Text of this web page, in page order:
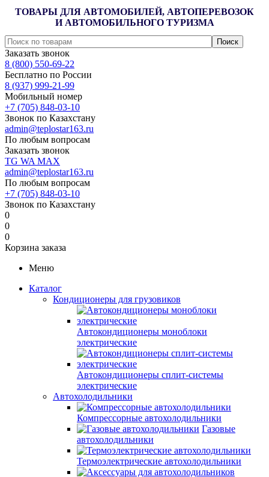
ТОВАРЫ ДЛЯ АВТОМОБИЛЕЙ, АВТОПЕРЕВОЗОК
И АВТОМОБИЛЬНОГО ТУРИЗМА
Заказать звонок
8 (800) 550-69-22
Бесплатно по России
8 (937) 999-21-99
Мобильный номер
+7 (705) 848-03-10
Звонок по Казахстану
admin@teplostar163.ru
По любым вопросам
Заказать звонок
TG WA MAX
admin@teplostar163.ru
По любым вопросам
+7 (705) 848-03-10
Звонок по Казахстану
0
0
0
Корзина заказа
Меню
Каталог
Кондиционеры для грузовиков
Автокондиционеры моноблоки
электрические
Автокондиционеры сплит-системы
электрические
Автохолодильники
Компрессорные автохолодильники
Газовые
автохолодильники
Термоэлектрические автохолодильники